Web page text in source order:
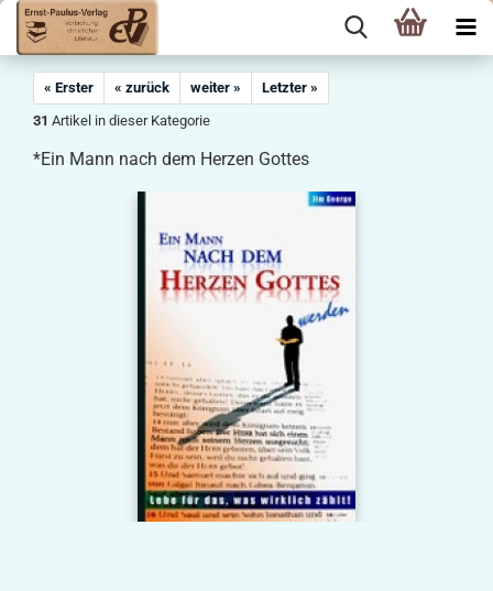
« Erster « zurück weiter »
Letzter »
31 Artikel in dieser Kategorie
*Ein Mann nach dem Herzen Gottes